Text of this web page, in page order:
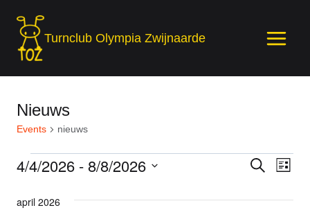
content
Turnclub Olympia Zwijnaarde
Nieuws
Events nieuws
Events
Events
Search
ZOEKEN
LIJST
4/4/2026 - 8/8/2026
een
april 2026